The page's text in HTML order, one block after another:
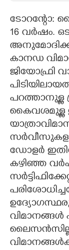
CARTOONS
LITERATURE
ZOOM
CONTACT US
ടോറന്റോ:
16 വർഷം.
കാനഡ
ജിയോഫ്രി
പറത്താനുള്ള
ഡോളർ
കഴിഞ്ഞ